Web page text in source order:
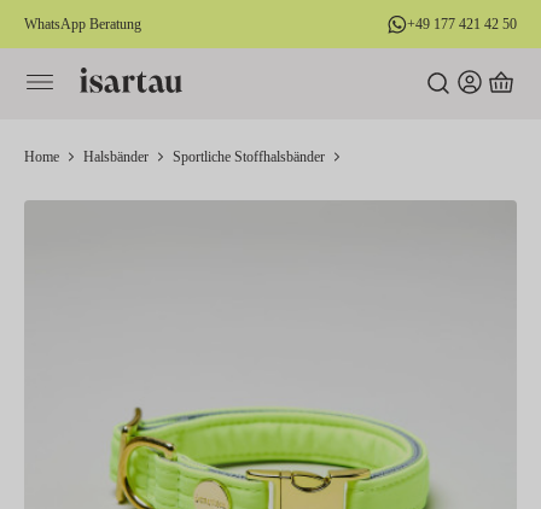
springen
WhatsApp Beratung +49 177 421 42 50
Home Halsbänder Sportliche Stoffhalsbänder